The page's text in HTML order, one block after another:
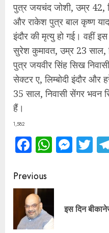
पुत्र जयचंद जोशी, उम्र 42,
और राकेश पुत्र बाल कृष्ण
इंदौर की मृत्यु हो गई। वहीं
सुरेश कुमावत, उम्र 23 साल,
पुत्र जयवीर सिंह सिख
सेक्टर ए, लिम्बोदी इंदौर और
35 साल, निवासी सेंगर भवन
हैं।
1,582
Facebook
Continue
Reading
Previous
इस दिन